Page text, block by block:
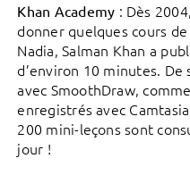
Khan Academy : Dès
donner quelques cours
Nadia, Salman Khan a
d’environ 10 minutes.
avec SmoothDraw,
enregistrés avec
200 mini-leçons sont
jour !